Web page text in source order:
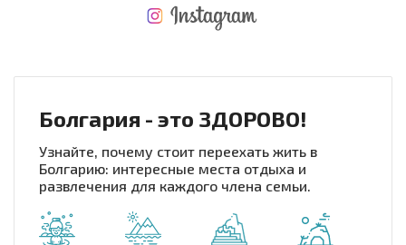
Болгария - это ЗДОРОВО!
Узнайте, почему стоит переехать жить в
Болгарию: интересные места отдыха и
развлечения для каждого члена семьи.